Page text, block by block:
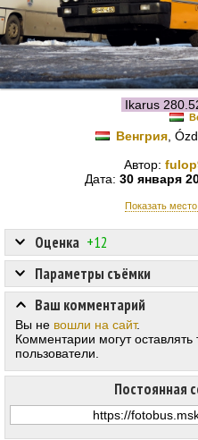
Ikarus
Венгрия,
Автор:
Дата: 30 января
Показать
Оценка +12
Постоянная
Параметры съёмки
Ваш комментарий
Вы не вошли на сайт.
Комментарии могут оставлять
пользователи.